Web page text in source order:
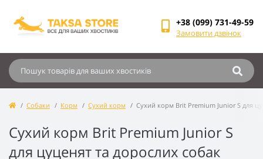
+38 (099) 731-49-59
Замовити дзвінок
Собаки Корм Сухий корм Сухий корм Brit Premium Junior S для
Сухий корм Brit Premium Junior S
для цуценят та дорослих собак